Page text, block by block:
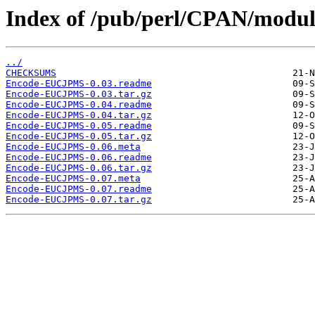
Index of /pub/perl/CPAN/
../
CHECKSUMS
Encode-EUCJPMS-0.03.readme
Encode-EUCJPMS-0.03.tar.gz
Encode-EUCJPMS-0.04.readme
Encode-EUCJPMS-0.04.tar.gz
Encode-EUCJPMS-0.05.readme
Encode-EUCJPMS-0.05.tar.gz
Encode-EUCJPMS-0.06.meta
Encode-EUCJPMS-0.06.readme
Encode-EUCJPMS-0.06.tar.gz
Encode-EUCJPMS-0.07.meta
Encode-EUCJPMS-0.07.readme
Encode-EUCJPMS-0.07.tar.gz